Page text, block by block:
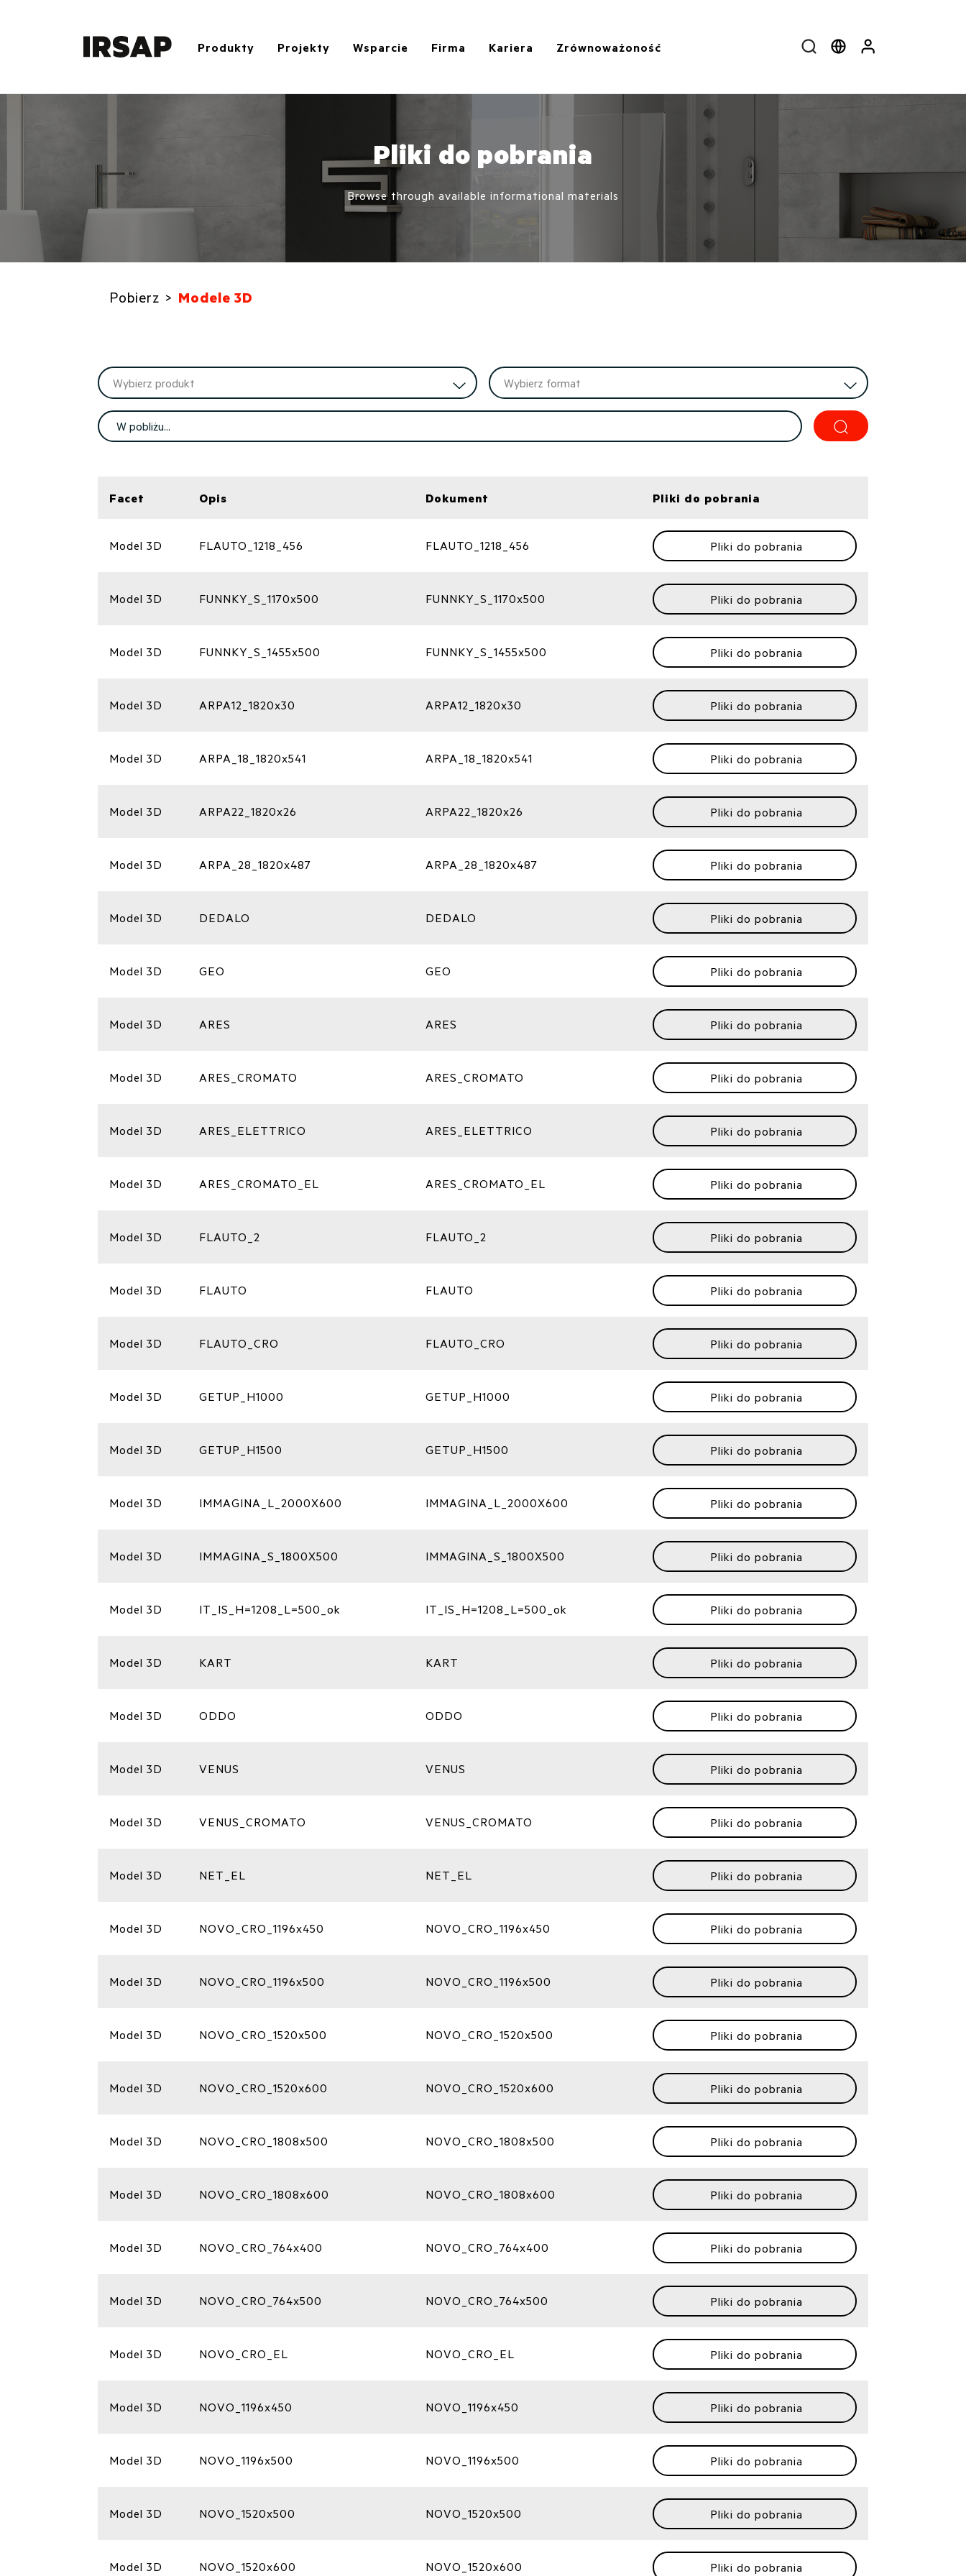
Produkty Projekty Wsparcie Firma Kariera Zrównoważoność
W pobliżuSelect language
User
Pliki do pobrania
Browse through available informational materials
Pobierz Modele 3D
Facet Opis Dokument Pliki do pobrania
Model 3D FLAUTO_1218_456 FLAUTO_1218_456 Pliki do pobrania
Model 3D FUNNKY_S_1170x500 FUNNKY_S_1170x500 Pliki do pobrania
Model 3D FUNNKY_S_1455x500 FUNNKY_S_1455x500 Pliki do pobrania
Model 3D ARPA12_1820x30 ARPA12_1820x30 Pliki do pobrania
Model 3D ARPA_18_1820x541 ARPA_18_1820x541 Pliki do pobrania
Model 3D ARPA22_1820x26 ARPA22_1820x26 Pliki do pobrania
Model 3D ARPA_28_1820x487 ARPA_28_1820x487 Pliki do pobrania
Model 3D DEDALO DEDALO Pliki do pobrania
Model 3D GEO GEO Pliki do pobrania
Model 3D ARES ARES Pliki do pobrania
Model 3D ARES_CROMATO ARES_CROMATO Pliki do pobrania
Model 3D ARES_ELETTRICO ARES_ELETTRICO Pliki do pobrania
Model 3D ARES_CROMATO_EL ARES_CROMATO_EL Pliki do pobrania
Model 3D FLAUTO_2 FLAUTO_2 Pliki do pobrania
Model 3D FLAUTO FLAUTO Pliki do pobrania
Model 3D FLAUTO_CRO FLAUTO_CRO Pliki do pobrania
Model 3D GETUP_H1000 GETUP_H1000 Pliki do pobrania
Model 3D GETUP_H1500 GETUP_H1500 Pliki do pobrania
Model 3D IMMAGINA_L_2000X600 IMMAGINA_L_2000X600 Pliki do pobrania
Model 3D IMMAGINA_S_1800X500 IMMAGINA_S_1800X500 Pliki do pobrania
Model 3D IT_IS_H=1208_L=500_ok IT_IS_H=1208_L=500_ok Pliki do pobrania
Model 3D KART KART Pliki do pobrania
Model 3D ODDO ODDO Pliki do pobrania
Model 3D VENUS VENUS Pliki do pobrania
Model 3D VENUS_CROMATO VENUS_CROMATO Pliki do pobrania
Model 3D NET_EL NET_EL Pliki do pobrania
Model 3D NOVO_CRO_1196x450 NOVO_CRO_1196x450 Pliki do pobrania
Model 3D NOVO_CRO_1196x500 NOVO_CRO_1196x500 Pliki do pobrania
Model 3D NOVO_CRO_1520x500 NOVO_CRO_1520x500 Pliki do pobrania
Model 3D NOVO_CRO_1520x600 NOVO_CRO_1520x600 Pliki do pobrania
Model 3D NOVO_CRO_1808x500 NOVO_CRO_1808x500 Pliki do pobrania
Model 3D NOVO_CRO_1808x600 NOVO_CRO_1808x600 Pliki do pobrania
Model 3D NOVO_CRO_764x400 NOVO_CRO_764x400 Pliki do pobrania
Model 3D NOVO_CRO_764x500 NOVO_CRO_764x500 Pliki do pobrania
Model 3D NOVO_CRO_EL NOVO_CRO_EL Pliki do pobrania
Model 3D NOVO_1196x450 NOVO_1196x450 Pliki do pobrania
Model 3D NOVO_1196x500 NOVO_1196x500 Pliki do pobrania
Model 3D NOVO_1520x500 NOVO_1520x500 Pliki do pobrania
Model 3D NOVO_1520x600 NOVO_1520x600 Pliki do pobrania